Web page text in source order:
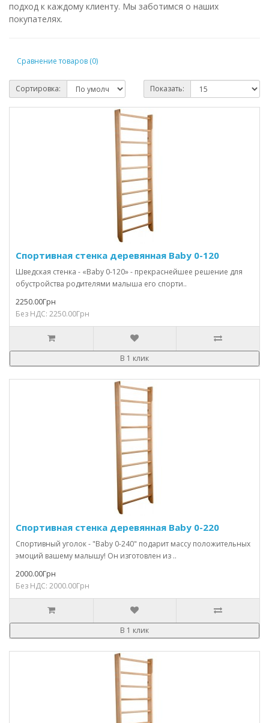
подход к каждому клиенту. Мы заботимся о наших
покупателях.
Сравнение товаров (0)
Сортировка: Показать:
Спортивная стенка деревянная Baby 0-120
Шведская стенка - «Baby 0-120» - прекраснейшее решение для
обустройства родителями малыша его спорти..
2250.00Грн
Без НДС: 2250.00Грн
В 1 клик
Спортивная стенка деревянная Baby 0-220
Спортивный уголок - "Baby 0-240" подарит массу положительных
эмоций вашему малышу! Он изготовлен из ..
2000.00Грн
Без НДС: 2000.00Грн
В 1 клик